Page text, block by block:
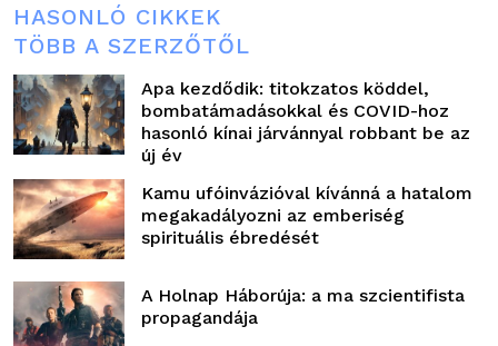
HASONLÓ CIKKEK
TÖBB A SZERZŐTŐL
Apa kezdődik: titokzatos köddel,
bombatámadásokkal és COVID-hoz
hasonló kínai járvánnyal robbant be az
új év
Kamu ufóinvázióval kívánná a hatalom
megakadályozni az emberiség
spirituális ébredését
A Holnap Háborúja: a ma szcientifista
propagandája